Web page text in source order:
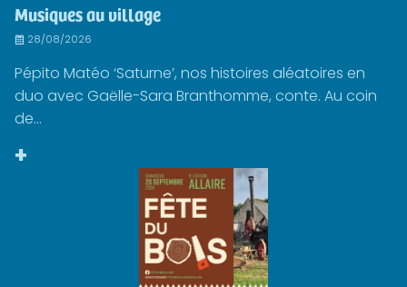
Musiques au village
28/08/2026
Pépito Matéo ‘Saturne’, nos histoires aléatoires en
duo avec Gaëlle-Sara Branthomme, conte. Au coin
de...
+